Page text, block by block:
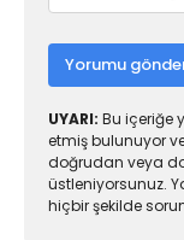
Yorumu
UYARI: Bu içeriğe
etmiş bulunuyor
doğrudan veya
üstleniyorsunuz.
hiçbir şekilde